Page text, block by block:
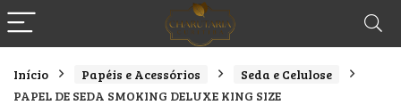
Início Papéis e Acessórios
Seda e Celulose
PAPEL DE SEDA SMOKING DELUXE KING SIZE